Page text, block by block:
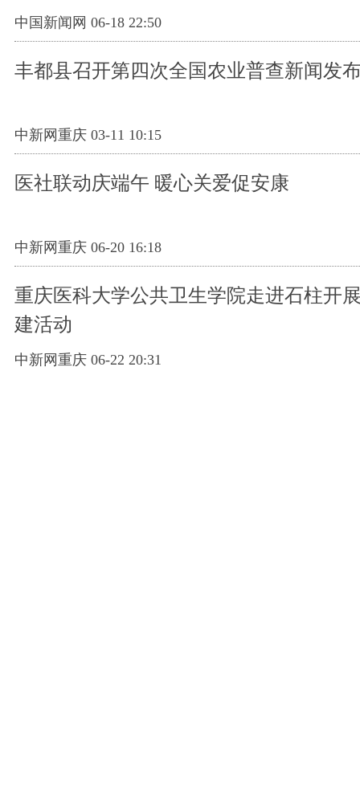
中国新闻网 06-18 22:50
丰都县召开第四次全国农业普查新闻发
中新网重庆 03-11 10:15
医社联动庆端午 暖心关爱促安康
中新网重庆 06-20 16:18
重庆医科大学公共卫生学院走进石柱开
建活动
中新网重庆 06-22 20:31